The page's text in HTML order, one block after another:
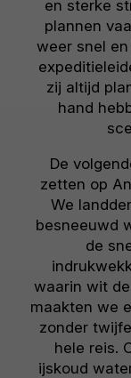
en sterke
plannen
weer snel
zij altijd
hand
De
zetten op
We
besneeuwd
de
waarin wit
maakten we
zonder
hele reis.
ijskoud